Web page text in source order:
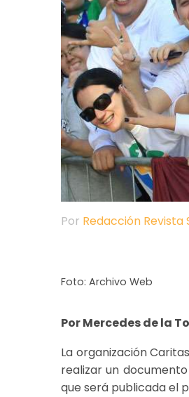
Por Redacción Revista
Foto: Archivo Web
Por Mercedes de la
La organización
realizar un
que será publicada el